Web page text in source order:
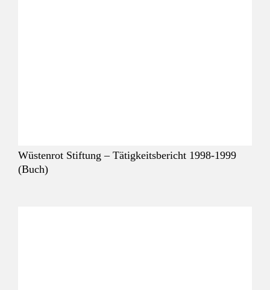
Wüstenrot Stiftung – Tätigkeitsbericht 1998-1999
(Buch)